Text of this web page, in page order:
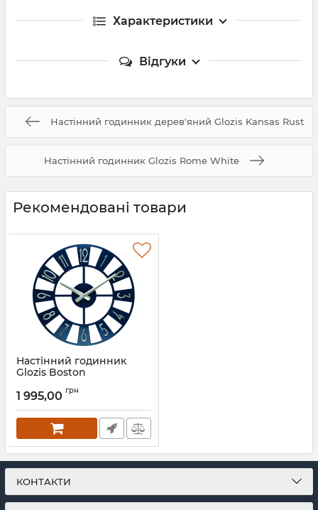
Характеристики
Відгуки
Настінний годинник дерев'яний Glozis Kansas Rust
Настінний годинник Glozis Rome White
Рекомендовані товари
Настінний годинник
Glozis Boston
1 995,00 грн
КОНТАКТИ